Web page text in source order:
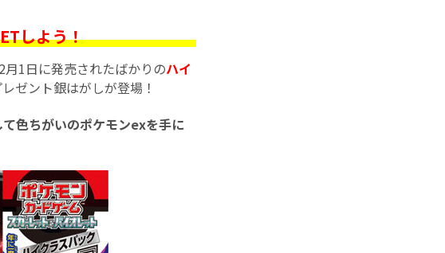
しよう！
月1日に発売されたばかりのハイ
レゼント銀はがしが登場！
色ちがいのポケモンexを手に